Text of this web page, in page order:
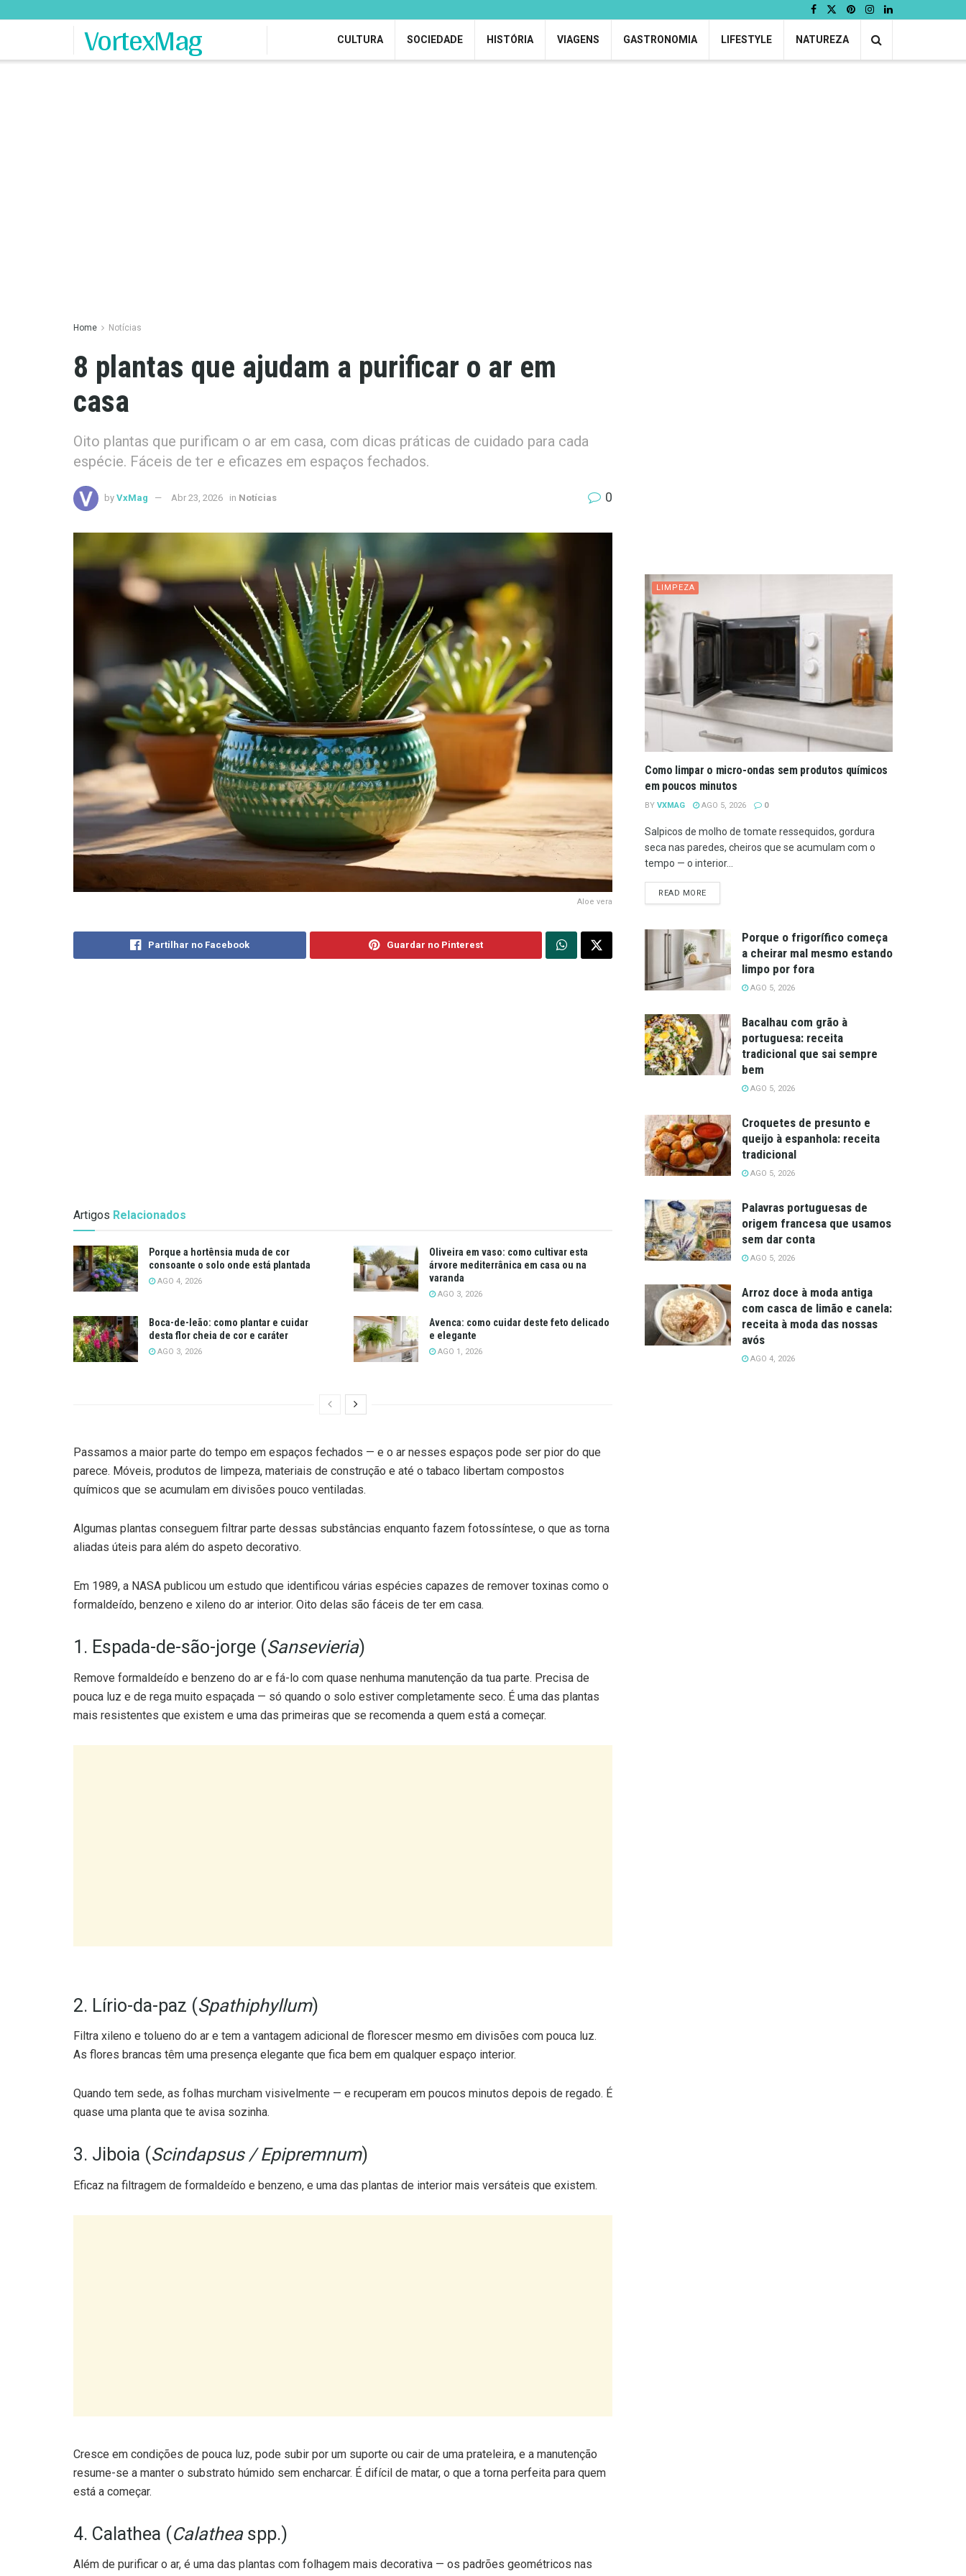
VortexMag CULTURA SOCIEDADE HISTÓRIA VIAGENS GASTRONOMIA LIFESTYLE NATUREZA
Home Notícias
8 plantas que ajudam a purificar o ar em
casa
Oito plantas que purificam o ar em casa, com dicas práticas de cuidado para cada
espécie. Fáceis de ter e eficazes em espaços fechados.
by VxMag Abr 23, 2026 in Notícias 0
Aloe vera
Partilhar no Facebook Guardar no Pinterest
Artigos Relacionados
Porque a hortênsia muda de cor
consoante o solo onde está plantada
AGO 4, 2026
Oliveira em vaso: como cultivar esta
árvore mediterrânica em casa ou na
varanda
AGO 3, 2026
Boca-de-leão: como plantar e cuidar
desta flor cheia de cor e caráter
AGO 3, 2026
Avenca: como cuidar deste feto delicado
e elegante
AGO 1, 2026
Passamos a maior parte do tempo em espaços fechados — e o ar nesses espaços pode ser pior do que
parece. Móveis, produtos de limpeza, materiais de construção e até o tabaco libertam compostos
químicos que se acumulam em divisões pouco ventiladas.
Algumas plantas conseguem filtrar parte dessas substâncias enquanto fazem fotossíntese, o que as torna
aliadas úteis para além do aspeto decorativo.
Em 1989, a NASA publicou um estudo que identificou várias espécies capazes de remover toxinas como o
formaldeído, benzeno e xileno do ar interior. Oito delas são fáceis de ter em casa.
1. Espada-de-são-jorge (Sansevieria)
Remove formaldeído e benzeno do ar e fá-lo com quase nenhuma manutenção da tua parte. Precisa de
pouca luz e de rega muito espaçada — só quando o solo estiver completamente seco. É uma das plantas
mais resistentes que existem e uma das primeiras que se recomenda a quem está a começar.
Filtra xileno e tolueno do ar e tem a vantagem adicional de florescer mesmo em divisões com pouca luz.
Quando tem sede, as folhas murcham visivelmente — e recuperam em poucos minutos depois de regado. É
Eficaz na filtragem de formaldeído e benzeno, e uma das plantas de interior mais versáteis que existem.
resume-se a manter o substrato húmido sem encharcar. É difícil de matar, o que a torna perfeita para quem
4. Calathea (Calatheaspp.)
folhas variam muito entre variedades. Ideal para cozinhas e casas de banho, onde a humidade é
naturalmente mais elevada e a luz solar direta não chega.
LIMPEZA
Como limpar o micro-ondas sem produtos químicos
em poucos minutos
BY VXMAG AGO 5, 2026 0
Salpicos de molho de tomate ressequidos, gordura
seca nas paredes, cheiros que se acumulam com o
tempo — o interior...
READ MOREDETAILS
Porque o frigorífico começa
a cheirar mal mesmo estando
limpo por fora
AGO 5, 2026
Bacalhau com grão à
portuguesa: receita
tradicional que sai sempre
bem
AGO 5, 2026
Croquetes de presunto e
queijo à espanhola: receita
tradicional
AGO 5, 2026
Palavras portuguesas de
origem francesa que usamos
sem dar conta
AGO 5, 2026
Arroz doce à moda antiga
com casca de limão e canela:
receita à moda das nossas
avós
AGO 4, 2026